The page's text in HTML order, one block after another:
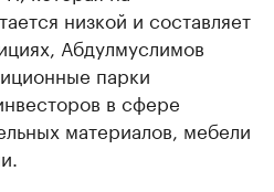
низкой и составляет
Абдулмуслимов
парки
в сфере
материалов, мебели